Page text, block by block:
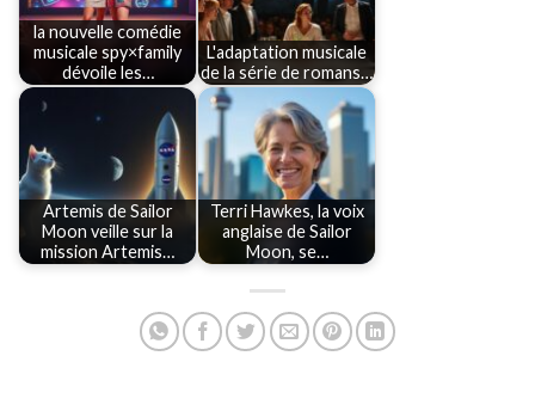
la nouvelle comédie
musicale spy×family
dévoile les…
L'adaptation musicale
de la série de romans…
Artemis de Sailor
Moon veille sur la
mission Artemis…
Terri Hawkes, la voix
anglaise de Sailor
Moon, se…